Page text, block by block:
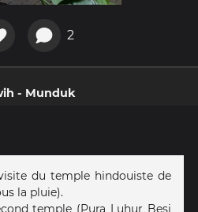
2
- Munduk
du temple hindouiste de
la pluie).
temple (Pura Luhur Besi